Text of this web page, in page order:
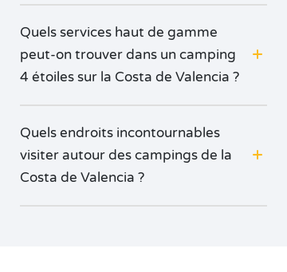
Quels services haut de gamme
peut-on trouver dans un camping
4 étoiles sur la Costa de Valencia ?
Quels endroits incontournables
visiter autour des campings de la
Costa de Valencia ?